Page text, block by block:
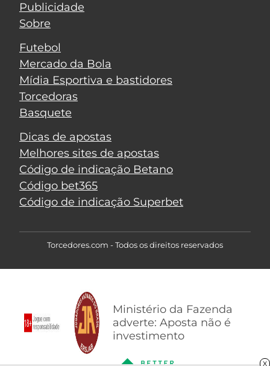
X
Publicidade
Sobre
Futebol
Mercado da Bola
Mídia Esportiva e bastidores
Torcedoras
Basquete
Dicas de apostas
Melhores sites de apostas
Código de indicação Betano
Código bet365
Código de indicação Superbet
Torcedores.com - Todos os direitos reservados
Ministério da Fazenda
adverte: Aposta não é
investimento